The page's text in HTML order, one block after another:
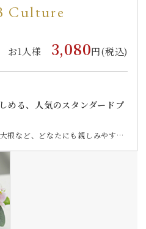
Culture
お1人様 3,080円(税込)
める、人気のスタンダードプ
根など、どなたにも親しみやすい
も合わせやすく、落ち着いた雰囲
です。